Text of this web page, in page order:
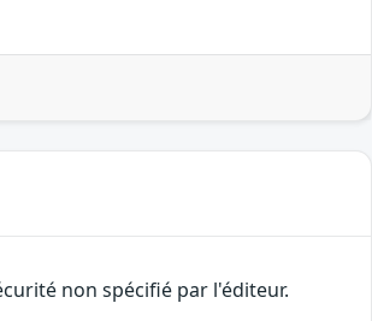
non spécifié par l'éditeur.